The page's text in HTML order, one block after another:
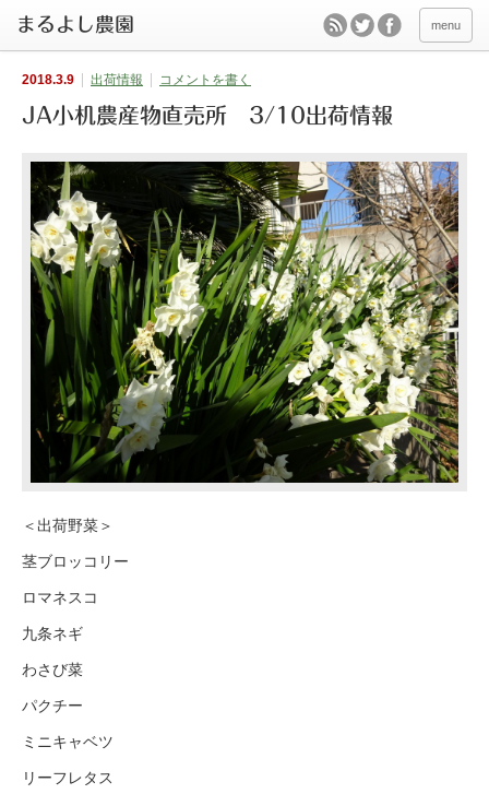
menu
2018.3.9 出荷情報 コメントを書く
JA小机農産物直売所 3/10出荷情報
＜出荷野菜＞
茎ブロッコリー
ロマネスコ
九条ネギ
わさび菜
パクチー
ミニキャベツ
リーフレタス